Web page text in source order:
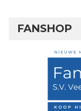
FANSHOP